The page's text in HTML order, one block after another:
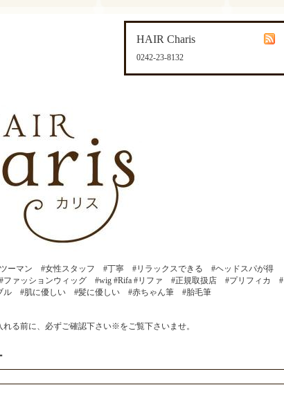
HAIR Charis
0242-23-8132
マン #女性スタッフ #丁寧 #リラックスできる #ヘッドスパが得
ァッションウィッグ #wig #Rifa #リファ #正規取扱店 #プリフィカ #
ル #肌に優しい #髪に優しい #赤ちゃん筆 #胎毛筆
る前に、必ずご確認下さい※をご覧下さいませ。